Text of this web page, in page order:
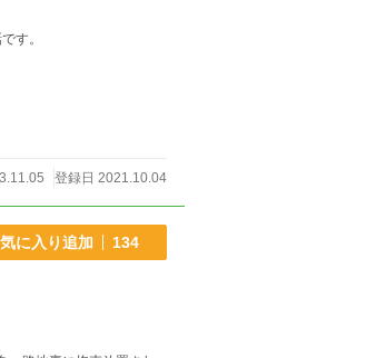
す。
登録日 2021.10.04
に入り追加 134